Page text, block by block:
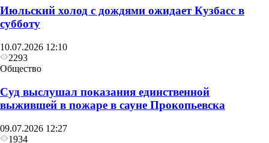
Общество
Глава Прокопьевска рассказал, как
преображается Сквер «Школьный»
Июльский холод с дождями ожидает Кузбасс в
субботу
10.07.2026 12:10
2293
Общество
Суд выслушал показания единственной
выжившей в пожаре в сауне Прокопьевска
09.07.2026 12:27
1934